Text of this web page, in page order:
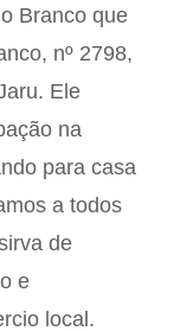
Branco que
nº 2798,
Ele
na
para casa
a todos
de
e
local.